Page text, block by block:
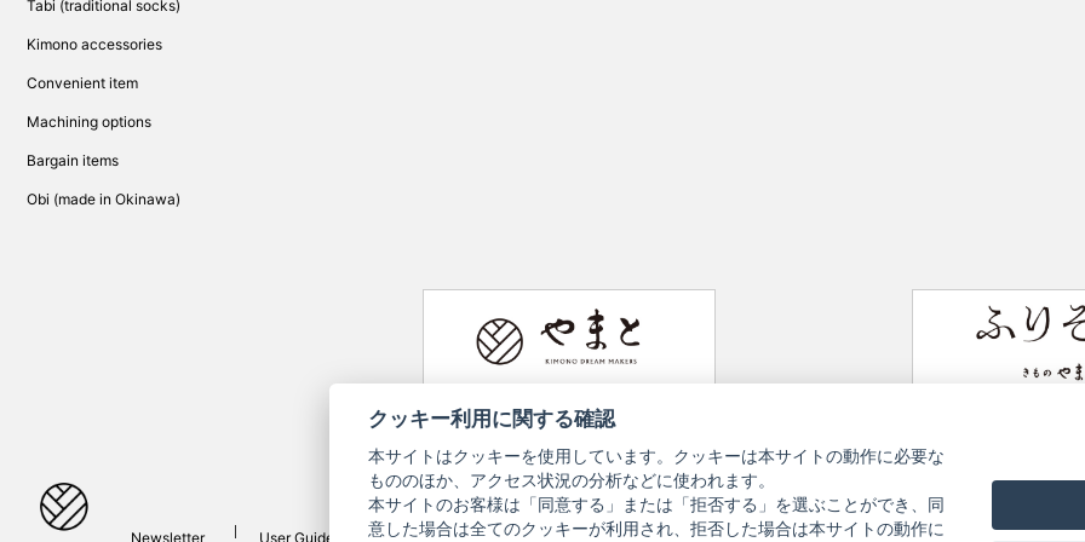
Tabi (traditional socks)
Kimono accessories
Convenient item
Machining options
Bargain items
Obi (made in Okinawa)
Yamato Brand Website
Newsletter User Guide Inquiries Privacy Policy
Information Pursuant to the Act on
Specified Commercial Transactions
クッキー利用に関する確認
本サイトはクッキーを使用しています。クッキーは本サイトの動作に必要な
もののほか、アクセス状況の分析などに使われます。
本サイトのお客様は「同意する」または「拒否する」を選ぶことができ、同
意した場合は全てのクッキーが利用され、拒否した場合は本サイトの動作に